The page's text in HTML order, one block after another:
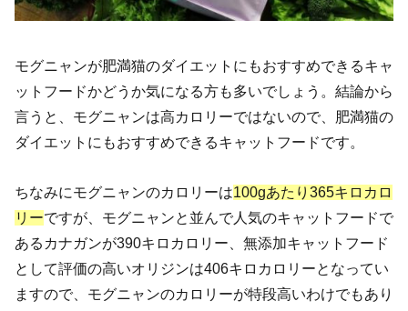
モグニャンが肥満猫のダイエットにもおすすめできるキャ
ットフードかどうか気になる方も多いでしょう。結論から
言うと、モグニャンは高カロリーではないので、肥満猫の
ダイエットにもおすすめできるキャットフードです。
ちなみにモグニャンのカロリーは100gあたり365キロカロ
リーですが、モグニャンと並んで人気のキャットフードで
あるカナガンが390キロカロリー、無添加キャットフード
として評価の高いオリジンは406キロカロリーとなってい
ますので、モグニャンのカロリーが特段高いわけでもあり